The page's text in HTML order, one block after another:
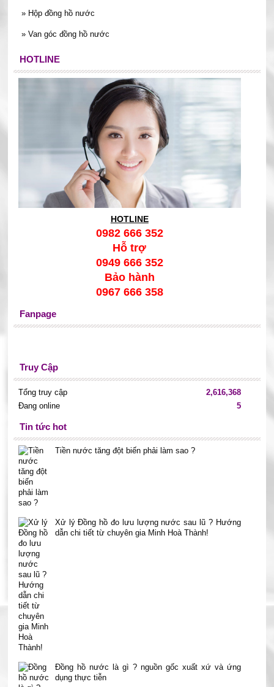
vừa gọn, vừa phù hợp cho điều kiện lắp đặt thực tế, đặc biệt
bộ.
» Hộp đồng hồ nước
» Van góc đồng hồ nước
HOTLINE
HOTLINE
0982 666 352
Hỗ trợ
0949 666 352
Bảo hành
0967 666 358
Fanpage
Truy Cập
Tổng truy cập
2,616,368
Đang online
5
Tin tức hot
Tiền nước tăng đột biến phải làm sao ?
Xử lý Đồng hồ đo lưu lượng nước sau lũ ? Hướng
dẫn chi tiết từ chuyên gia Minh Hoà Thành!
Đồng hồ nước là gì ? nguồn gốc xuất xứ và ứng
dụng thực tiễn